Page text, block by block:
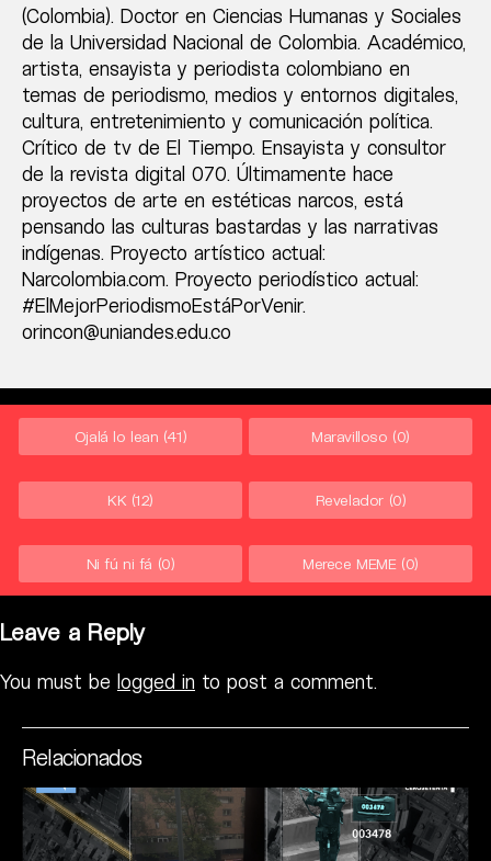
(Colombia). Doctor en Ciencias Humanas y Sociales
de la Universidad Nacional de Colombia. Académico,
artista, ensayista y periodista colombiano en
temas de periodismo, medios y entornos digitales,
cultura, entretenimiento y comunicación política.
Crítico de tv de El Tiempo. Ensayista y consultor
de la revista digital 070. Últimamente hace
proyectos de arte en estéticas narcos, está
pensando las culturas bastardas y las narrativas
indígenas. Proyecto artístico actual:
Narcolombia.com. Proyecto periodístico actual:
#ElMejorPeriodismoEstáPorVenir.
orincon@uniandes.edu.co
Ojalá lo lean (41) Maravilloso (0)
KK (12) Revelador (0)
Ni fú ni fá (0) Merece MEME (0)
Leave a Reply
You must be logged in to post a comment.
Relacionados